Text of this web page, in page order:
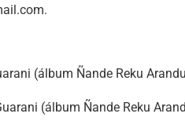
(álbum Ñande Reku
(álbum Ñande Reku